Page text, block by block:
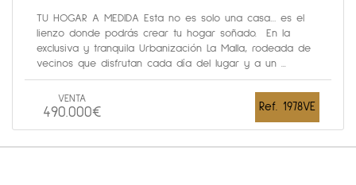
TU HOGAR A MEDIDA Esta no es solo una casa… es el
lienzo donde podrás crear tu hogar soñado. En la
exclusiva y tranquila Urbanización La Malla, rodeada de
vecinos que disfrutan cada día del lugar y a un ...
VENTA
490.000€ Ref. 1978VE